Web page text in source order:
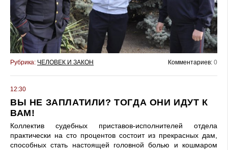
Рубрика: ЧЕЛОВЕК И ЗАКОН Комментариев: 0
12:30
ВЫ НЕ ЗАПЛАТИЛИ? ТОГДА ОНИ ИДУТ К
ВАМ!
Коллектив судебных приставов-исполнителей отдела
практически на сто процентов состоит из прекрасных дам,
способных стать настоящей головной болью и кошмаром